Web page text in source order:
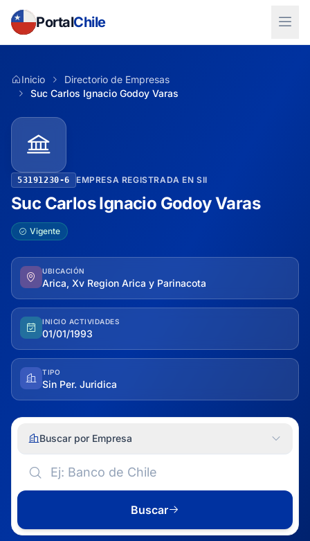
PortalChile
Inicio
Directorio de Empresas
Suc Carlos Ignacio Godoy Varas
53191230-6 EMPRESA REGISTRADA EN SII
Suc Carlos Ignacio Godoy Varas
Vigente
UBICACIÓN
Arica, Xv Region Arica y Parinacota
INICIO ACTIVIDADES
01/01/1993
TIPO
Sin Per. Juridica
Buscar por Empresa
Buscar